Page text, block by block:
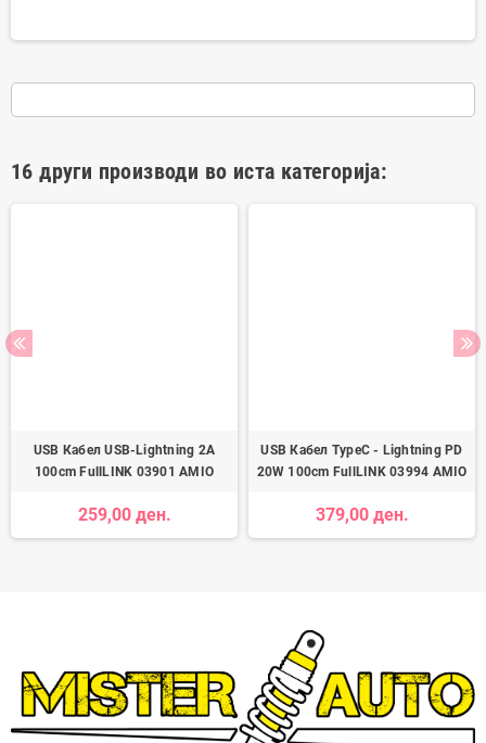
16 други производи во иста категорија:
USB Кабел USB-Lightning 2A
100cm FullLINK 03901 AMIO
259,00 ден.
USB Кабел TypeC - Lightning PD
20W 100cm FullLINK 03994 AMIO
379,00 ден.